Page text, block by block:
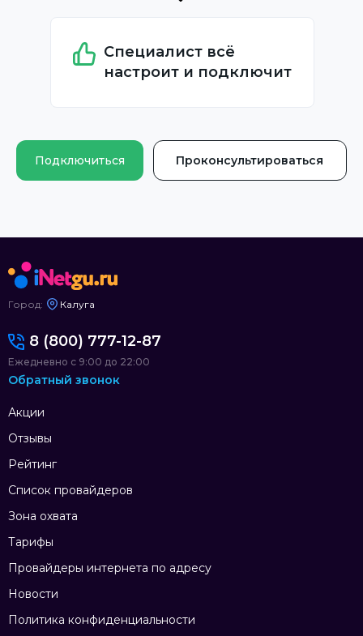
Специалист всё
настроит и подключит
Подключиться Проконсультироваться
Город: Калуга
Акции
Отзывы
Рейтинг
Список провайдеров
Зона охвата
Тарифы
Провайдеры интернета по адресу
Новости
Политика конфиденциальности
8 (800) 777-12-87
Ежедневно с 9:00 до 22:00
Обратный звонок